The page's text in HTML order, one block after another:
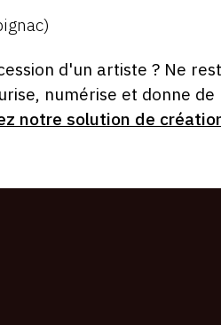
d'un artiste ? Ne
numérise et donne de
notre solution de